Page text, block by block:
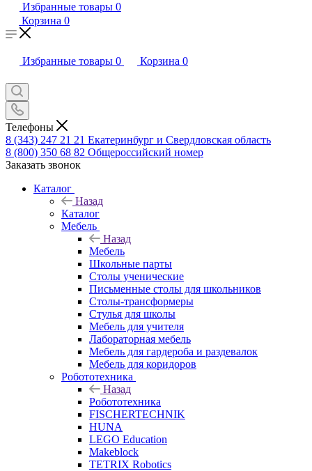
Избранные товары 0
Корзина 0
Избранные товары 0 Корзина 0
Телефоны
8 (343) 247 21 21 Екатеринбург и Свердловская область
8 (800) 350 68 82 Общероссийский номер
Заказать звонок
Каталог
Назад
Каталог
Мебель
Назад
Мебель
Школьные парты
Столы ученические
Письменные столы для школьников
Столы-трансформеры
Стулья для школы
Мебель для учителя
Лабораторная мебель
Мебель для гардероба и раздевалок
Мебель для коридоров
Робототехника
Назад
Робототехника
FISCHERTECHNIK
HUNA
LEGO Education
Makeblock
TETRIX Robotics